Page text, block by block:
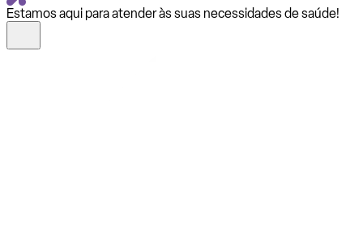
Estamos aqui para atender às suas necessidades de saúde!